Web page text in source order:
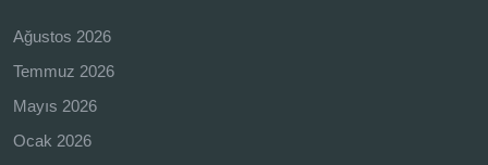
Ağustos 2026
Temmuz 2026
Mayıs 2026
Ocak 2026